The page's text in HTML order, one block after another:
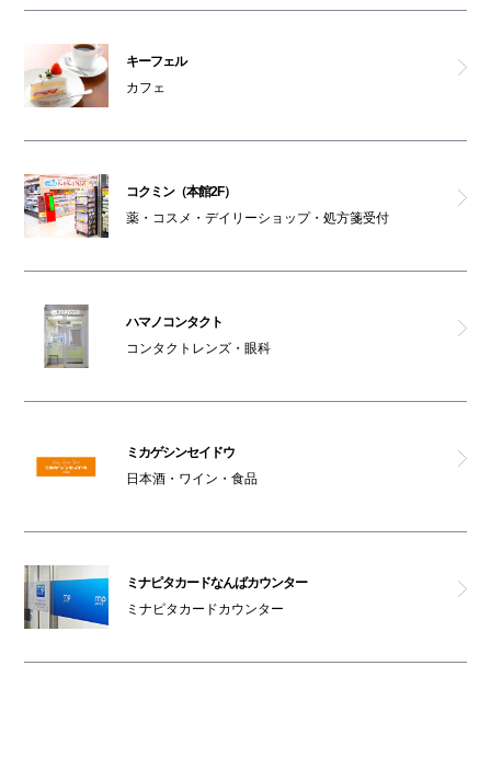
キーフェル
カフェ
コクミン（本館2F）
薬・コスメ・デイリーショップ・処方箋受付
ハマノコンタクト
コンタクトレンズ・眼科
ミカゲシンセイドウ
日本酒・ワイン・食品
ミナピタカードなんばカウンター
ミナピタカードカウンター